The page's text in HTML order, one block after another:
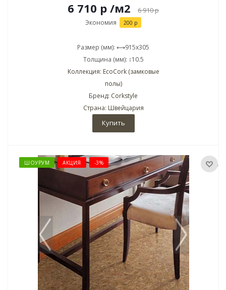
6 710 р /м2 6 910р
Экономия 200 р
Размер (мм): ⟷915x305
Толщина (мм): ↕10.5
Коллекция: EcoCork (замковые
полы)
Бренд: Corkstyle
Страна: Швейцария
Купить
ШОУРУМ АКЦИЯ -3%